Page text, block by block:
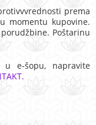
prema
momentu kupovine.
Poštarinu
u e-šopu, napravite